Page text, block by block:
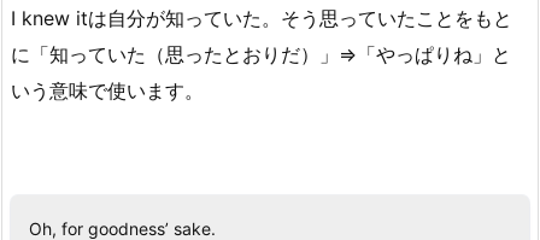
I knew itは自分が知っていた。そう思っていたことをもと
に「知っていた（思ったとおりだ）」⇒「やっぱりね」と
いう意味で使います。
Oh, for goodness’ sake.